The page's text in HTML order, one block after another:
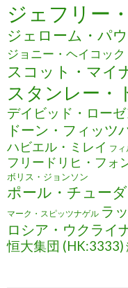
ジェフリー
ジェローム・パ
ジョニー・ヘイコック
スコット・マイ
スタンレー・
デイビッド・ロー
ドーン・フィッツ
ハビエル・ミレイ フ
フリードリヒ・フォ
ボリス・ジョンソン
ポール・チュー
マーク・スピッツナゲル ラ
ロシア・ウクライ
恒大集団 (HK:3333)